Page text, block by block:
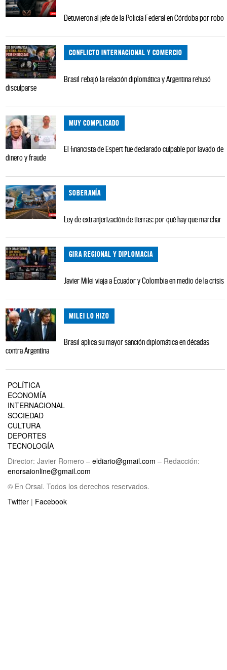
Detuvieron al jefe de la Policía Federal en Córdoba por robo
CONFLICTO INTERNACIONAL Y COMERCIO
Brasil rebajó la relación diplomática y Argentina rehusó
disculparse
MUY COMPLICADO
El financista de Espert fue declarado culpable por lavado de
dinero y fraude
SOBERANÍA
Ley de extranjerización de tierras: por qué hay que marchar
GIRA REGIONAL Y DIPLOMACIA
Javier Milei viaja a Ecuador y Colombia en medio de la crisis
MILEI LO HIZO
Brasil aplica su mayor sanción diplomática en décadas
contra Argentina
POLÍTICA
ECONOMÍA
INTERNACIONAL
SOCIEDAD
CULTURA
DEPORTES
TECNOLOGÍA
Director: Javier Romero – eldiario@gmail.com – Redacción:
enorsaionline@gmail.com
© En Orsai. Todos los derechos reservados.
Twitter | Facebook